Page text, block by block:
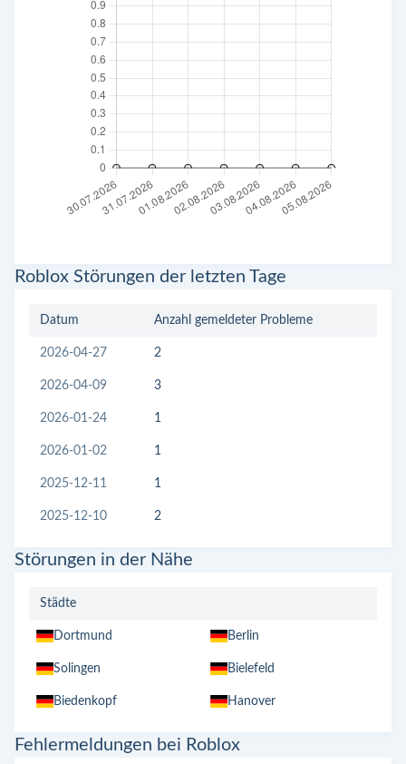
Roblox Störungen der letzten Tage
Datum Anzahl gemeldeter Probleme
2026-04-27 2
2026-04-09 3
2026-01-24 1
2026-01-02 1
2025-12-11 1
2025-12-10 2
Störungen in der Nähe
Städte
Dortmund Berlin
Solingen Bielefeld
Biedenkopf Hanover
Fehlermeldungen bei Roblox